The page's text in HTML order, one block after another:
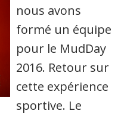
nous avons
formé un équipe
pour le MudDay
2016. Retour sur
cette expérience
sportive. Le